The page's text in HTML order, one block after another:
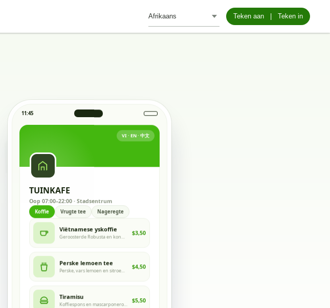
Teken aan Teken in
Skandeer om die spyskaart te sien
menu.nineqr.com/tuin-kafee
11:45
VI · EN · 中文
TUINKAFE
Oop 07:00–22:00 · Stadsentrum
Koffie Vrugte tee Nageregte
Viëtnamese yskoffie
Geroosterde Robusta en kondensmelk
$3,50
Perske lemoen tee
Perske, vars lemoen en sitroengras
$4,50
Tiramisu
Koffiespons en mascarponeroom
$5,50